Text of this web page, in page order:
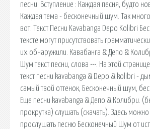
песни. Вступление : Каждая песня, будто
Каждая тема - бесконечный шум. Так
вот. Текст Песни Kavabanga Depo Kolibri
тексте могут присутствовать
их обнаружили. Кавабанга & Депо &
Шум текст песни, слова •••. На этой
текст песни kavabanga & Depo & kolibri -
самый твой оттенок, Бесконечный шум,
Еще песни kavabanga & Депо & Колибри.
прокрутка) слушать (скачать). Здесь можно
прослушать песню Бесконечный Шум от